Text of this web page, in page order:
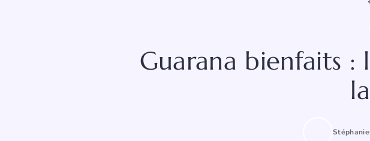
Guarana bienfaits :
Stéphanie